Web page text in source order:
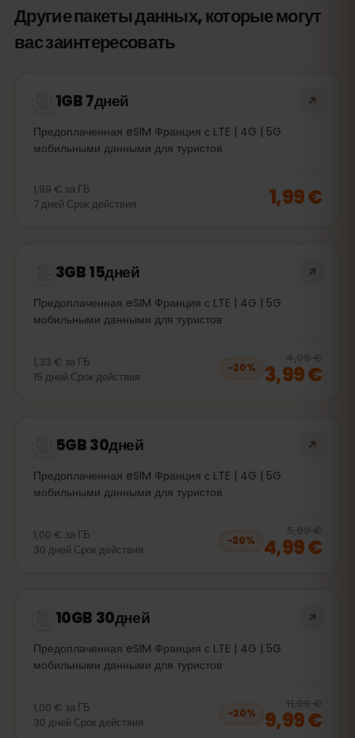
Другие пакеты данных, которые могут
вас заинтересовать
1GB 7дней
Предоплаченная eSIM Франция с LTE | 4G | 5G
мобильными данными для туристов
1,99 € за ГБ
7дней Срок действия 1,99 €
3GB 15дней
Предоплаченная eSIM Франция с LTE | 4G | 5G
мобильными данными для туристов
1,33 € за ГБ
15 дней Срок действия
−20%
4,99 €
3,99 €
5GB 30дней
Предоплаченная eSIM Франция с LTE | 4G | 5G
мобильными данными для туристов
1,00 € за ГБ
30 дней Срок действия
−20%
5,99 €
4,99 €
10GB 30дней
Предоплаченная eSIM Франция с LTE | 4G | 5G
мобильными данными для туристов
1,00 € за ГБ
30 дней Срок действия
−20%
11,99 €
9,99 €